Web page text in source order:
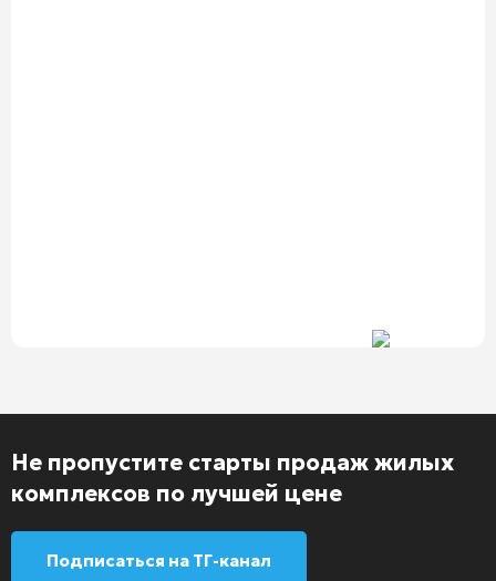
Не пропустите старты продаж жилых
комплексов по лучшей цене
Подписаться на ТГ-канал